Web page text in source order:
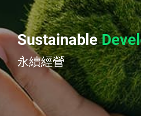
Sustainable
永續經營